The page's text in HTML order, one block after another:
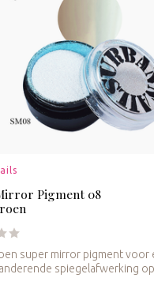
Pigment 08
super mirror pigment voor
spiegelafwerking op